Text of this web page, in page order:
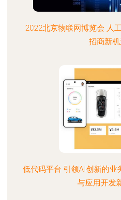
2022北京物联网博览会 人
招商新
低代码平台 引领AI创新的业
与应用开发